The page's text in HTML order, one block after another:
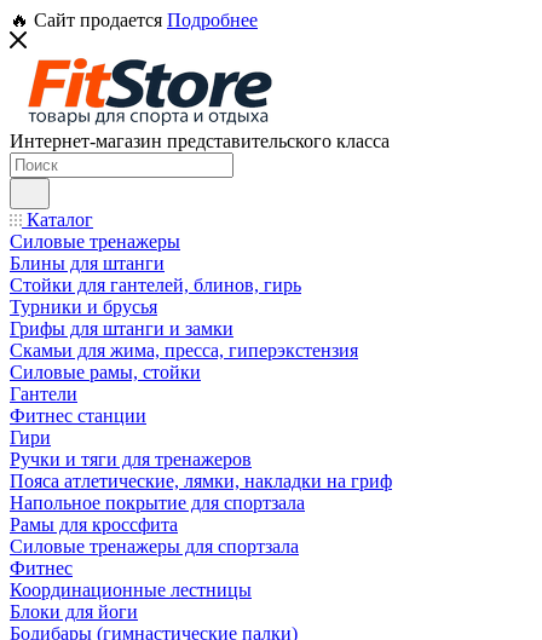
🔥 Сайт продается Подробнее
Интернет-магазин представительского класса
Каталог
Силовые тренажеры
Блины для штанги
Стойки для гантелей, блинов, гирь
Турники и брусья
Грифы для штанги и замки
Скамьи для жима, пресса, гиперэкстензия
Силовые рамы, стойки
Гантели
Фитнес станции
Гири
Ручки и тяги для тренажеров
Пояса атлетические, лямки, накладки на гриф
Напольное покрытие для спортзала
Рамы для кроссфита
Силовые тренажеры для спортзала
Фитнес
Координационные лестницы
Блоки для йоги
Бодибары (гимнастические палки)